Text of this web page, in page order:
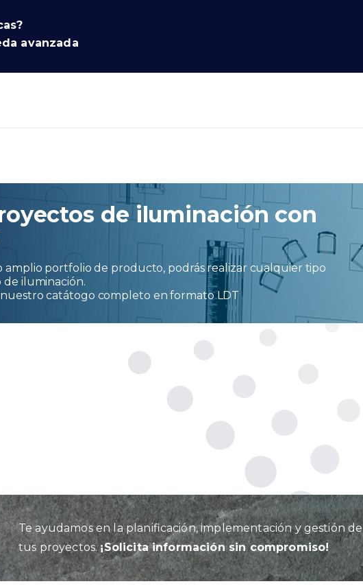
avanzada
de iluminación con
amplio portfolio de producto, podrás realizar cualquier tipo
iluminación.
catátogo completo en formato LDT
Te ayudamos en la planificación, implementación y gestión de
tus proyectos.¡Solicita información sin compromiso!